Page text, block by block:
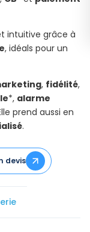
intuitive grâce à
, idéals pour un
, fidélité,
*, alarme
prend aussi en
.
devis